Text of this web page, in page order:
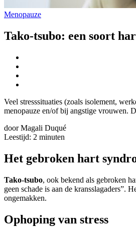
Menopauze
Tako-tsubo: een soort
Veel stresssituaties (zoals isolement,
menopauze en/of bij angstige vrouwen.
door Magali Duqué
Leestijd: 2 minuten
Het gebroken hart
Tako-tsubo, ook bekend als gebroken
geen schade is aan de kransslagaders”.
ongemakken.
Ophoping van stress